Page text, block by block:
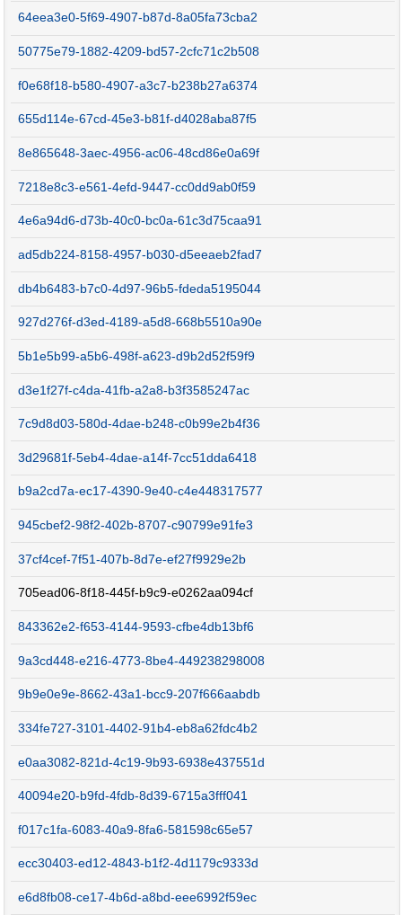
64eea3e0-5f69-4907-b87d-8a05fa73cba2
50775e79-1882-4209-bd57-2cfc71c2b508
f0e68f18-b580-4907-a3c7-b238b27a6374
655d114e-67cd-45e3-b81f-d4028aba87f5
8e865648-3aec-4956-ac06-48cd86e0a69f
7218e8c3-e561-4efd-9447-cc0dd9ab0f59
4e6a94d6-d73b-40c0-bc0a-61c3d75caa91
ad5db224-8158-4957-b030-d5eeaeb2fad7
db4b6483-b7c0-4d97-96b5-fdeda5195044
927d276f-d3ed-4189-a5d8-668b5510a90e
5b1e5b99-a5b6-498f-a623-d9b2d52f59f9
d3e1f27f-c4da-41fb-a2a8-b3f3585247ac
7c9d8d03-580d-4dae-b248-c0b99e2b4f36
3d29681f-5eb4-4dae-a14f-7cc51dda6418
b9a2cd7a-ec17-4390-9e40-c4e448317577
945cbef2-98f2-402b-8707-c90799e91fe3
37cf4cef-7f51-407b-8d7e-ef27f9929e2b
705ead06-8f18-445f-b9c9-e0262aa094cf
843362e2-f653-4144-9593-cfbe4db13bf6
9a3cd448-e216-4773-8be4-449238298008
9b9e0e9e-8662-43a1-bcc9-207f666aabdb
334fe727-3101-4402-91b4-eb8a62fdc4b2
e0aa3082-821d-4c19-9b93-6938e437551d
40094e20-b9fd-4fdb-8d39-6715a3fff041
f017c1fa-6083-40a9-8fa6-581598c65e57
ecc30403-ed12-4843-b1f2-4d1179c9333d
e6d8fb08-ce17-4b6d-a8bd-eee6992f59ec